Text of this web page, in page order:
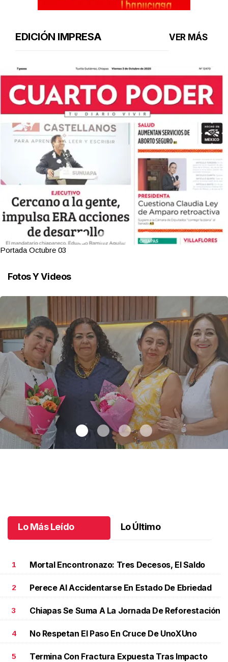
EDICIÓN IMPRESA VER MÁS
Portada Octubre 03
Fotos Y Videos
Lo Más Leído Lo Último
1 Mortal Encontronazo: Tres Decesos, El Saldo
2 Perece Al Accidentarse En Estado De Ebriedad
3 Chiapas Se Suma A La Jornada De Reforestación
4 No Respetan El Paso En Cruce De UnoXUno
5 Termina Con Fractura Expuesta Tras Impacto